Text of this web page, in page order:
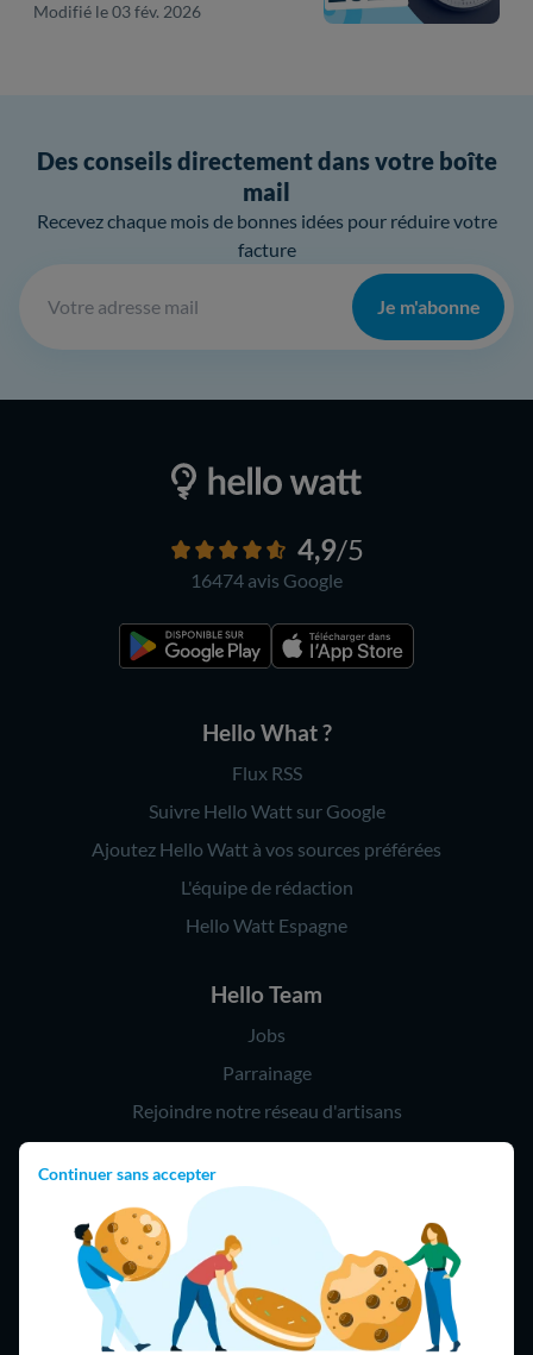
Continuer sans accepter
Modifié le 03 fév. 2026
Des conseils directement dans votre boîte
mail
Recevez chaque mois de bonnes idées pour réduire votre
facture
Je m'abonne
4,9/5
16474 avis Google
Hello What ?
Flux RSS
Suivre Hello Watt sur Google
Ajoutez Hello Watt à vos sources préférées
L'équipe de rédaction
Hello Watt Espagne
Hello Team
Jobs
Parrainage
Rejoindre notre réseau d'artisans
Hello !
09 75 18 60 60
(8h-21h)
75018 Paris